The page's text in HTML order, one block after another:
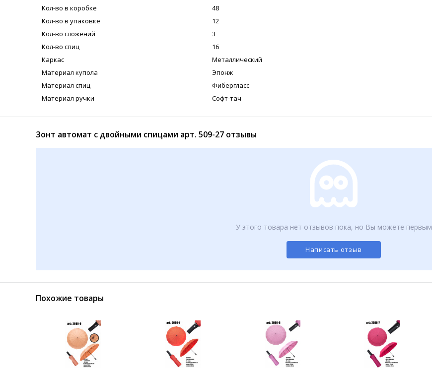
Кол-во в коробке
48
Кол-во в упаковке
12
Кол-во сложений
3
Кол-во спиц
16
Каркас
Металлический
Материал купола
Эпонж
Материал спиц
Фибергласс
Материал ручки
Софт-тач
Зонт автомат с двойными спицами арт. 509-27 отзывы
У этого товара нет отзывов пока, но Вы можете первым
Написать отзыв
Похожие товары